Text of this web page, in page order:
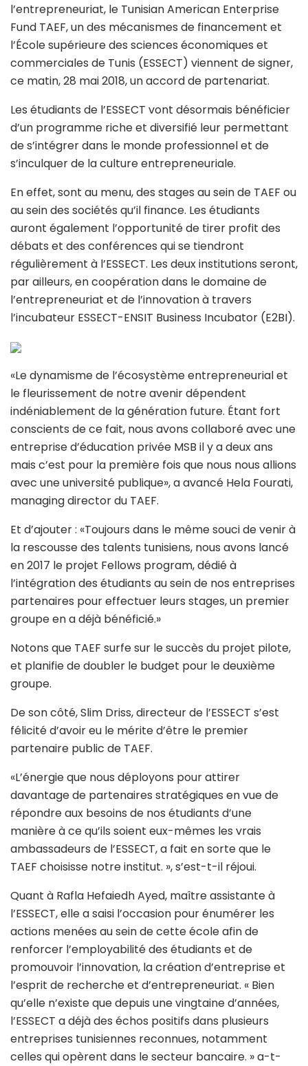
l’entrepreneuriat, le Tunisian American Enterprise
Fund TAEF, un des mécanismes de financement et
l’École supérieure des sciences économiques et
commerciales de Tunis (ESSECT) viennent de signer,
ce matin, 28 mai 2018, un accord de partenariat.
Les étudiants de l’ESSECT vont désormais bénéficier
d’un programme riche et diversifié leur permettant
de s’intégrer dans le monde professionnel et de
s’inculquer de la culture entrepreneuriale.
En effet, sont au menu, des stages au sein de TAEF ou
au sein des sociétés qu’il finance. Les étudiants
auront également l’opportunité de tirer profit des
débats et des conférences qui se tiendront
régulièrement à l’ESSECT. Les deux institutions seront,
par ailleurs, en coopération dans le domaine de
l’entrepreneuriat et de l’innovation à travers
l’incubateur ESSECT-ENSIT Business Incubator (E2BI).
«Le dynamisme de l’écosystème entrepreneurial et
le fleurissement de notre avenir dépendent
indéniablement de la génération future. Étant fort
conscients de ce fait, nous avons collaboré avec une
entreprise d’éducation privée MSB il y a deux ans
mais c’est pour la première fois que nous nous allions
avec une université publique», a avancé Hela Fourati,
managing director du TAEF.
Et d’ajouter : «Toujours dans le même souci de venir à
la rescousse des talents tunisiens, nous avons lancé
en 2017 le projet Fellows program, dédié à
l’intégration des étudiants au sein de nos entreprises
partenaires pour effectuer leurs stages, un premier
groupe en a déjà bénéficié.»
Notons que TAEF surfe sur le succès du projet pilote,
et planifie de doubler le budget pour le deuxième
groupe.
De son côté, Slim Driss, directeur de l’ESSECT s’est
félicité d’avoir eu le mérite d’être le premier
partenaire public de TAEF.
«L’énergie que nous déployons pour attirer
davantage de partenaires stratégiques en vue de
répondre aux besoins de nos étudiants d’une
manière à ce qu’ils soient eux-mêmes les vrais
ambassadeurs de l’ESSECT, a fait en sorte que le
TAEF choisisse notre institut. », s’est-t-il réjoui.
Quant à Rafla Hefaiedh Ayed, maître assistante à
l’ESSECT, elle a saisi l’occasion pour énumérer les
actions menées au sein de cette école afin de
renforcer l’employabilité des étudiants et de
promouvoir l’innovation, la création d’entreprise et
l’esprit de recherche et d’entrepreneuriat. « Bien
qu’elle n’existe que depuis une vingtaine d’années,
l’ESSECT a déjà des échos positifs dans plusieurs
entreprises tunisiennes reconnues, notamment
celles qui opèrent dans le secteur bancaire. » a-t-